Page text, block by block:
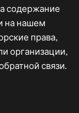
содержание
на нашем
права,
организации,
связи.